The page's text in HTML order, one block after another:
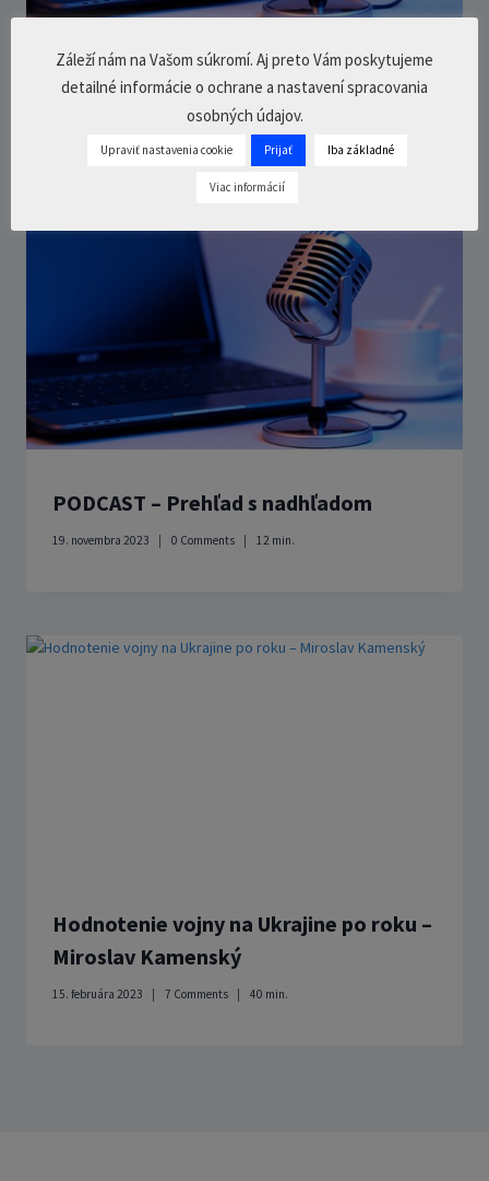
PODCAST – Prehľad s nadhľadom
0 Comments 21min.
PODCAST – Prehľad s nadhľadom
19. novembra 2023 0 Comments 12 min.
Hodnotenie vojny na Ukrajine po roku –
Miroslav Kamenský
15. februára 2023 7 Comments 40 min.
Záleží nám na Vašom súkromí. Aj preto Vám poskytujeme
detailné informácie o ochrane a nastavení spracovania
osobných údajov.
Upraviť nastavenia cookie Prijať Iba základné
Viac informácií